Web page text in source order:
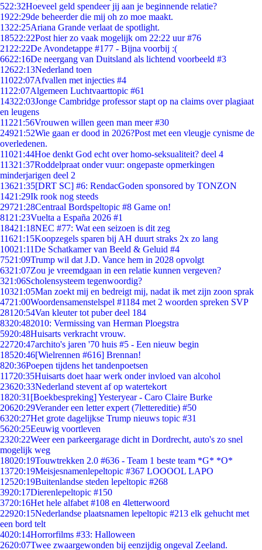
522:32Hoeveel geld spendeer jij aan je beginnende relatie?
1922:29de beheerder die mij oh zo moe maakt.
1322:25Ariana Grande verlaat de spotlight.
18522:22Post hier zo vaak mogelijk om 22:22 uur #76
21 22:22De Avondetappe #177 - Bijna voorbij :(
6622:16De neergang van Duitsland als lichtend voorbeeld #3
12622:13Nederland toen
11022:07Afvallen met injecties #4
11 22:07Algemeen Luchtvaarttopic #61
14322:03Jonge Cambridge professor stapt op na claims over plagiaat
en leugens
11221:56Vrouwen willen geen man meer #30
24921:52Wie gaan er dood in 2026?Post met een vleugje cynisme de
overledenen.
11021:44Hoe denkt God echt over homo-seksualiteit? deel 4
11321:37Roddelpraat onder vuur: ongepaste opmerkingen
minderjarigen deel 2
13621:35[DRT SC] #6: RendacGoden sponsored by TONZON
1421:29Ik rook nog steeds
29721:28Centraal Bordspeltopic #8 Game on!
81 21:23Vuelta a España 2026 #1
18421:18NEC #77: Wat een seizoen is dit zeg
11621:15Koopzegels sparen bij AH duurt straks 2x zo lang
10021:11De Schatkamer van Beeld & Geluid #4
7521:09Trump wil dat J.D. Vance hem in 2028 opvolgt
6321:07Zou je vreemdgaan in een relatie kunnen vergeven?
321:06Scholensysteem tegenwoordig?
10321:05Man zoekt mij en bedreigt mij, nadat ik met zijn zoon sprak
4721:00Woordensamenstelspel #1184 met 2 woorden spreken SVP
281 20:54Van kleuter tot puber deel 184
8320:482010: Vermissing van Herman Ploegstra
5920:48Huisarts verkracht vrouw.
22720:47archito's jaren '70 huis #5 - Een nieuw begin
18520:46[Wielrennen #616] Brennan!
820:36Poepen tijdens het tandenpoetsen
11720:35Huisarts doet haar werk onder invloed van alcohol
23620:33Nederland stevent af op watertekort
1820:31 [Boekbespreking] Yesteryear - Caro Claire Burke
20620:29Verander een letter expert (7lettereditie) #50
6320:27Het grote dagelijkse Trump nieuws topic #31
5620:25Eeuwig voortleven
2320:22Weer een parkeergarage dicht in Dordrecht, auto's zo snel
mogelijk weg
18020:19Touwtrekken 2.0 #636 - Team 1 beste team *G* *O*
13720:19Meisjesnamenlepeltopic #367 LOOOOL LAPO
12520:19Buitenlandse steden lepeltopic #268
3920:17Dierenlepeltopic #150
3720:16Het hele alfabet #108 en 4letterwoord
22920:15Nederlandse plaatsnamen lepeltopic #213 elk gehucht met
een bord telt
4020:14Horrorfilms #33: Halloween
2620:07Twee zwaargewonden bij eenzijdig ongeval Zeeland.